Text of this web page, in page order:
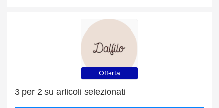
Offerta
3 per 2 su articoli selezionati